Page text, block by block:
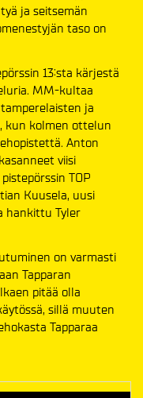
ja seitsemän
taso on
13:sta kärjestä
MM-kultaa
ja
kun kolmen ottelun
Anton
viisi
TOP
Kuusela, uusi
hankittu Tyler
on varmasti
Tapparan
pitää olla
sillä muuten
Tapparaa